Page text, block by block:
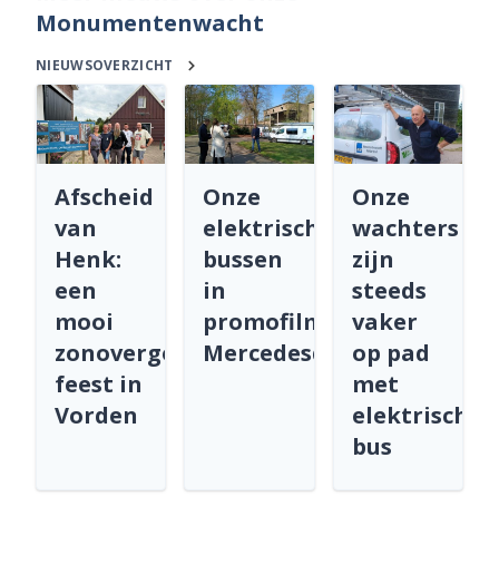
Monumentenwacht
NIEUWSOVERZICHT
Afscheid
van
Henk:
een
mooi
zonovergoten
feest in
Vorden
Onze
elektrische
bussen
in
promofilm
Mercedesdealer
Onze
wachters
zijn
steeds
vaker
op pad
met
elektrische
bus